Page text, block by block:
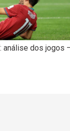
análise dos jogos